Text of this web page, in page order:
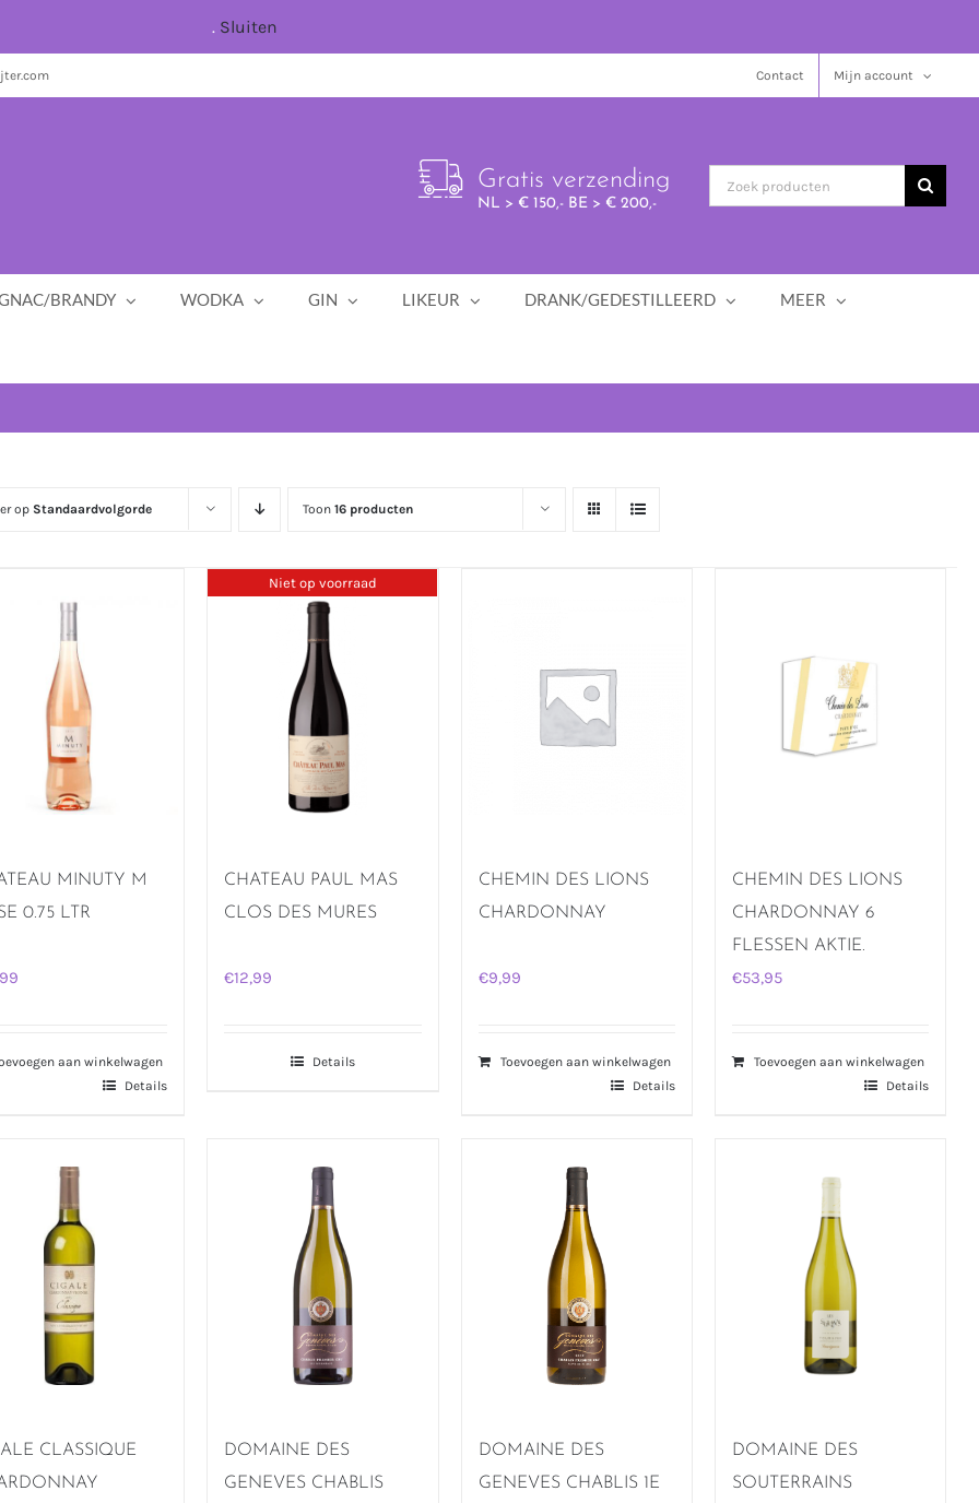
. Sluiten
Contact Mijn account
Gratis verzending
NL > € 150,- BE > € 200,-
BRANDY WODKA GIN LIKEUR DRANK/GEDESTILLEERD MEER
op Standaardvolgorde Toon16 producten
MINUTY M
0.75 LTR
aan winkelwagen
Details
Niet op voorraad
CHATEAU PAUL MAS
CLOS DES MURES
€12,99
Details
CHEMIN DES LIONS
CHARDONNAY
€9,99
Toevoegen aan winkelwagen
Details
CHEMIN DES LIONS
CHARDONNAY 6
FLESSEN AKTIE.
€53,95
Toevoegen aan winkelwagen
Details
CLASSIQUE
DOMAINE DES
GENEVES CHABLIS
DOMAINE DES
GENEVES CHABLIS 1E
DOMAINE DES
SOUTERRAINS